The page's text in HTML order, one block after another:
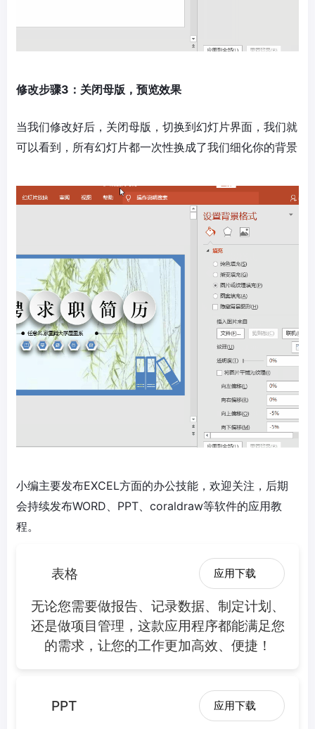
修改步骤3：关闭母版，预览效果
当我们修改好后，关闭母版，切换到幻灯片界面，我们就
可以看到，所有幻灯片都一次性换成了我们细化你的背景
小编主要发布EXCEL方面的办公技能，欢迎关注，后期
会持续发布WORD、PPT、coraldraw等软件的应用教
程。
表格 应用下载
无论您需要做报告、记录数据、制定计划、
还是做项目管理，这款应用程序都能满足您
的需求，让您的工作更加高效、便捷！
PPT 应用下载